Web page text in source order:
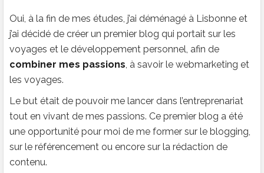
Oui, à la fin de mes études, j’ai déménagé à Lisbonne et
j’ai décidé de créer un premier blog qui portait sur les
voyages et le développement personnel, afin de
combiner mes passions, à savoir le webmarketing et
les voyages.
Le but était de pouvoir me lancer dans l’entreprenariat
tout en vivant de mes passions. Ce premier blog a été
une opportunité pour moi de me former sur le blogging,
sur le référencement ou encore sur la rédaction de
contenu.